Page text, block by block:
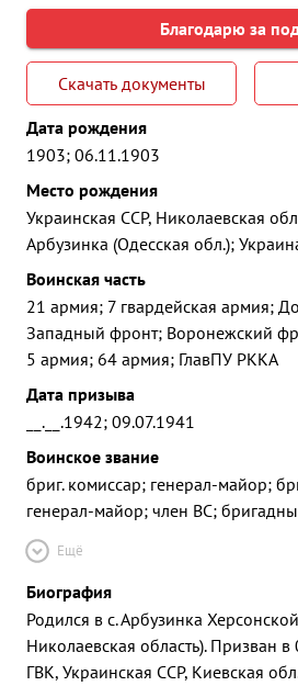
Благодарю за
Скачать документы
Дата рождения
1903; 06.11.1903
Место рождения
Украинская ССР, Николаевская
Арбузинка (Одесская обл.);
Воинская часть
21 армия; 7 гвардейская армия;
Западный фронт; Воронежский
5 армия; 64 армия; ГлавПУ РККА
Дата призыва
__.__.1942; 09.07.1941
Воинское звание
бриг. комиссар; генерал-майор;
генерал-майор; член ВС;
Ещё
Биография
Родился в с. Арбузинка
Николаевская область). Призван
ГВК, Украинская ССР, Киевская